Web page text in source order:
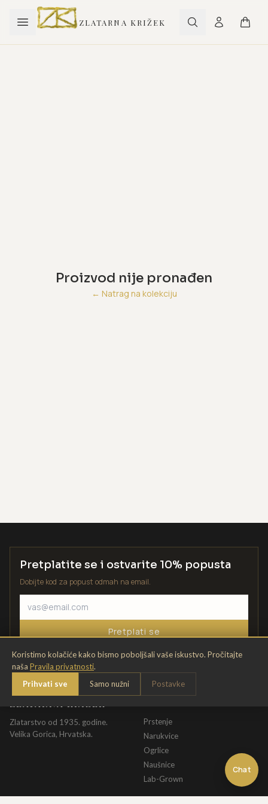
ZLATARNA KRIŽEK
Proizvod nije pronađen
← Natrag na kolekciju
Chat
Koristimo kolačiće kako bismo poboljšali vaše iskustvo. Pročitajte
naša Pravila privatnosti.
Prihvati sve
Samo nužni Postavke
Pretplatite se i ostvarite 10% popusta
Dobijte kod za popust odmah na email.
Pretplati se
Zlatarstvo od 1935. godine.
Velika Gorica, Hrvatska.
Prstenje
Narukvice
Ogrlice
Naušnice
Lab-Grown